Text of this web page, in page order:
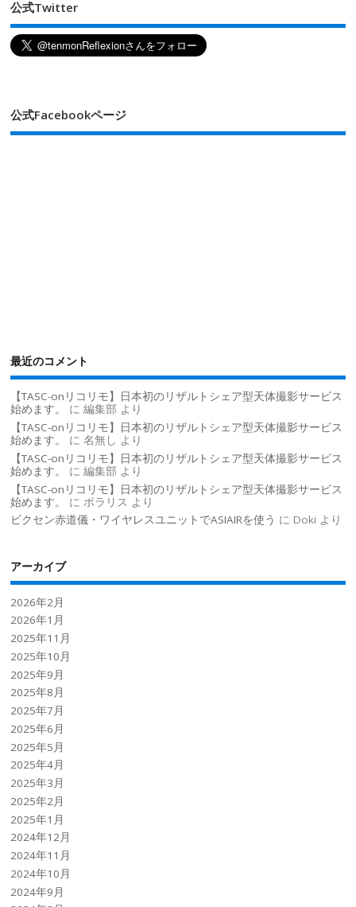
公式Twitter
公式Facebookページ
最近のコメント
【TASC-onリコリモ】日本初のリザルトシェア型天体撮影サービス
始めます。
に編集部 より
【TASC-onリコリモ】日本初のリザルトシェア型天体撮影サービス
始めます。
に名無し より
【TASC-onリコリモ】日本初のリザルトシェア型天体撮影サービス
始めます。
に編集部 より
【TASC-onリコリモ】日本初のリザルトシェア型天体撮影サービス
始めます。
に ポラリス より
ビクセン赤道儀・ワイヤレスユニットでASIAIRを使う に Doki より
アーカイブ
2026年2月
2026年1月
2025年11月
2025年10月
2025年9月
2025年8月
2025年7月
2025年6月
2025年5月
2025年4月
2025年3月
2025年2月
2025年1月
2024年12月
2024年11月
2024年10月
2024年9月